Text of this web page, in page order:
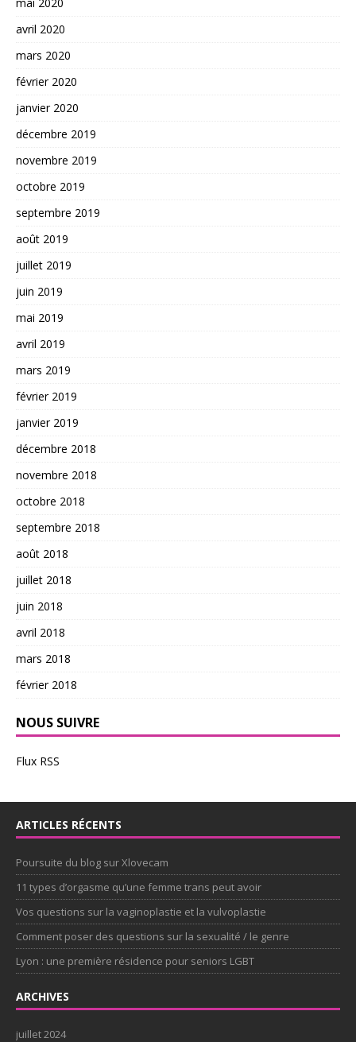
avril 2020
mars 2020
février 2020
janvier 2020
décembre 2019
novembre 2019
octobre 2019
septembre 2019
août 2019
juillet 2019
juin 2019
mai 2019
avril 2019
mars 2019
février 2019
janvier 2019
décembre 2018
novembre 2018
octobre 2018
septembre 2018
août 2018
juillet 2018
juin 2018
avril 2018
mars 2018
février 2018
NOUS SUIVRE
Flux RSS
ARTICLES RÉCENTS
Poursuite du blog sur Xlovecam
11 types d’orgasme qu’une femme trans peut avoir
Vos questions sur la vaginoplastie et la vulvoplastie
Comment poser des questions sur la sexualité / le genre
Lyon : une première résidence pour seniors LGBT
ARCHIVES
juillet 2024